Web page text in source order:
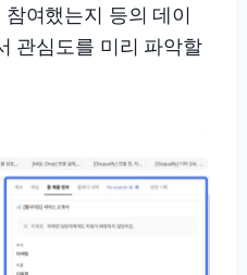
여했는지 등의 데이
관심도를 미리 파악할